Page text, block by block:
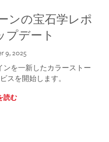
ンの宝石学レポ
プデート
9, 2025
ンを一新したカラーストー
スを開始します。
読む